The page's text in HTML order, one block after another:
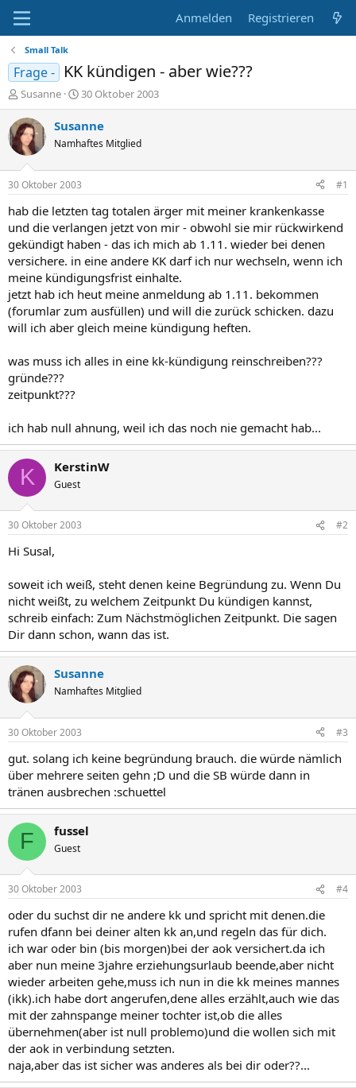
Anmelden Registrieren
Small Talk
Frage - KK kündigen - aber wie???
E
r
s
t
e
e
r
Susanne
E
r
s
e
l
t
a
30 Oktober 2003
Susanne
Namhaftes Mitglied
30 Oktober 2003 #1
hab die letzten tag totalen ärger mit meiner krankenkasse
und die verlangen jetzt von mir - obwohl sie mir rückwirkend
gekündigt haben - das ich mich ab 1.11. wieder bei denen
versichere. in eine andere KK darf ich nur wechseln, wenn ich
meine kündigungsfrist einhalte.
jetzt hab ich heut meine anmeldung ab 1.11. bekommen
(forumlar zum ausfüllen) und will die zurück schicken. dazu
will ich aber gleich meine kündigung heften.
was muss ich alles in eine kk-kündigung reinschreiben???
gründe???
zeitpunkt???
ich hab null ahnung, weil ich das noch nie gemacht hab...
K KerstinW
Guest
30 Oktober 2003 #2
Hi Susal,
soweit ich weiß, steht denen keine Begründung zu. Wenn Du
nicht weißt, zu welchem Zeitpunkt Du kündigen kannst,
schreib einfach: Zum Nächstmöglichen Zeitpunkt. Die sagen
Dir dann schon, wann das ist.
Susanne
Namhaftes Mitglied
30 Oktober 2003 #3
gut. solang ich keine begründung brauch. die würde nämlich
über mehrere seiten gehn ;D und die SB würde dann in
tränen ausbrechen :schuettel
F fussel
Guest
30 Oktober 2003 #4
oder du suchst dir ne andere kk und spricht mit denen.die
rufen dfann bei deiner alten kk an,und regeln das für dich.
ich war oder bin (bis morgen)bei der aok versichert.da ich
aber nun meine 3jahre erziehungsurlaub beende,aber nicht
wieder arbeiten gehe,muss ich nun in die kk meines mannes
(ikk).ich habe dort angerufen,dene alles erzählt,auch wie das
mit der zahnspange meiner tochter ist,ob die alles
übernehmen(aber ist null problemo)und die wollen sich mit
der aok in verbindung setzten.
naja,aber das ist sicher was anderes als bei dir oder??...